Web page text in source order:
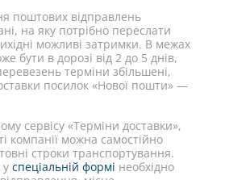
поштових відправлень
на яку потрібно переслати
можливі затримки. В межах
бути в дорозі від 2 до 5 днів,
терміни збільшені,
посилок «Нової пошти» —
сервісу «Терміни доставки»,
компанії можна самостійно
строки транспортування.
у спеціальній формі необхідно